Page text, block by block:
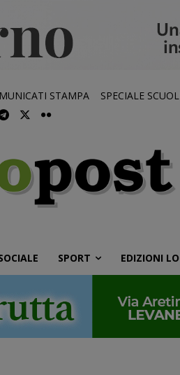
STAMPA SPECIALE
SPORT EDIZIONI